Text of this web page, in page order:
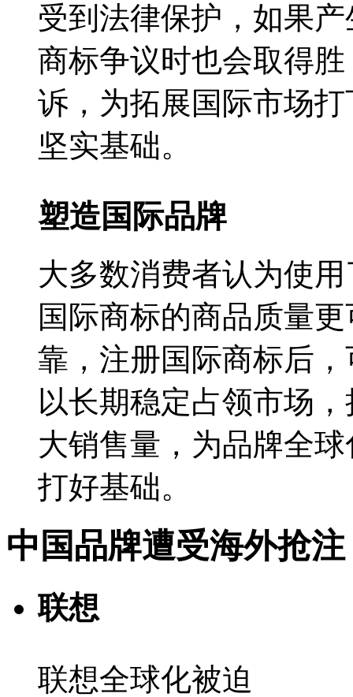
受到法律保护，如果产
商标争议时也会取得胜
诉，为拓展国际市场打
坚实基础。
塑造国际品牌
大多数消费者认为使用
国际商标的商品质量更
靠，注册国际商标后，
以长期稳定占领市场，
大销售量，为品牌全球
打好基础。
中国品牌遭受海外抢注
联想
联想全球化被迫